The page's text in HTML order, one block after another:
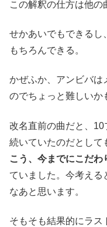
この解釈の仕方は他の
せかあいでもできるし
もちろんできる。
かぜふか、アンビバは
のでちょっと難しいか
改名直前の曲だと、
続いていたのだとして
こう、今までにこだわ
ていました。今考え
なあと思います。
そもそも結果的にラス